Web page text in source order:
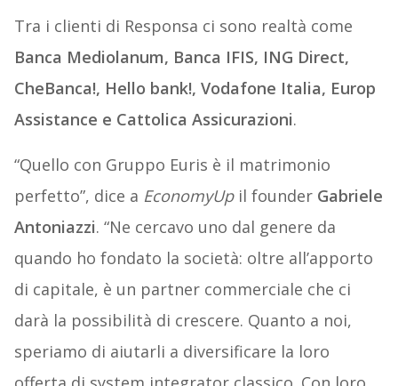
Tra i clienti di Responsa ci sono realtà come
Banca Mediolanum, Banca IFIS, ING Direct,
CheBanca!, Hello bank!, Vodafone Italia, Europ
Assistance e Cattolica Assicurazioni.
“Quello con Gruppo Euris è il matrimonio
perfetto”, dice a EconomyUpil founder Gabriele
Antoniazzi. “Ne cercavo uno dal genere da
quando ho fondato la società: oltre all’apporto
di capitale, è un partner commerciale che ci
darà la possibilità di crescere. Quanto a noi,
speriamo di aiutarli a diversificare la loro